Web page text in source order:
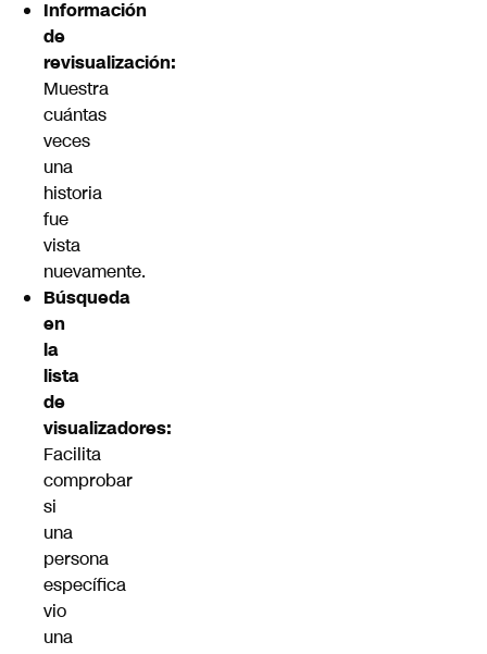
Información
de
revisualización:
Muestra
cuántas
veces
una
historia
fue
vista
nuevamente.
Búsqueda
en
la
lista
de
visualizadores:
Facilita
comprobar
si
una
persona
específica
vio
una